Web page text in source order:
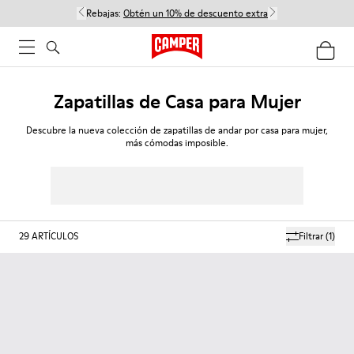
Rebajas: Obtén un 10% de descuento extra
Zapatillas de Casa para Mujer
Descubre la nueva colección de zapatillas de andar por casa para mujer,
más cómodas imposible.
Filtrar(1)
29ARTÍCULOS